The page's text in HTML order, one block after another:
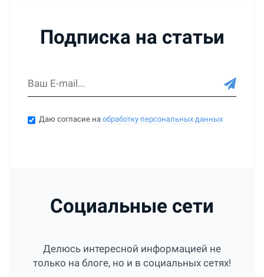
Подписка на статьи
Даю согласие наобработку персональных данных
Социальные сети
Делюсь интересной информацией не
только на блоге, но и в социальных сетях!